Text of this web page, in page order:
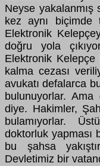
Neyse
kez aynı biçimde
Elektronik
doğru yola
Elektronik Kelepçe
kalma cezası
avukatı defalarca
bulunuyorlar.
diye. Hakimler,
bulamıyorlar.
doktorluk yapması
bu şahsa
Devletimiz bir